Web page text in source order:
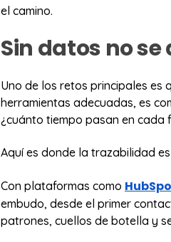
el camino.
Sin datos no
Uno de los retos principales es
herramientas adecuadas, es
¿cuánto tiempo pasan en cada
Aquí es donde la trazabilidad
Con plataformas como
embudo, desde el primer
patrones, cuellos de botella y